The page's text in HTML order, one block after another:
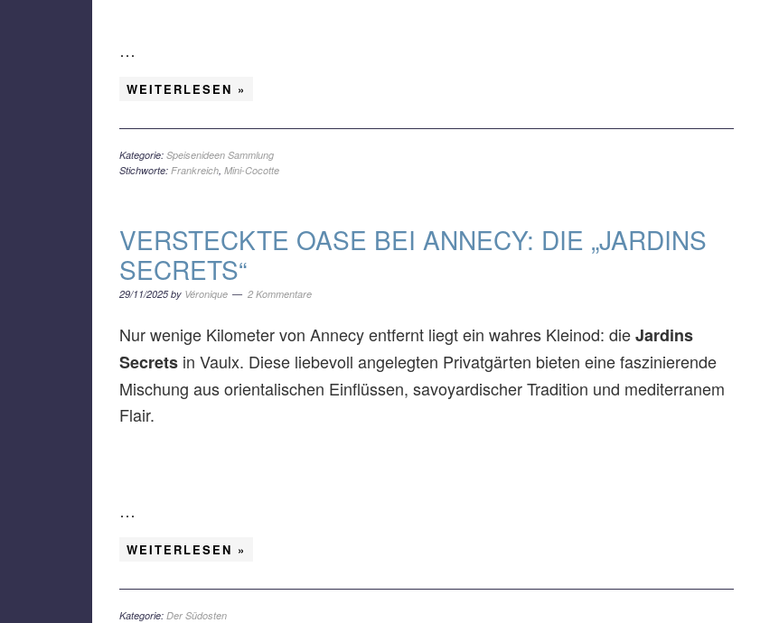
…
WEITERLESEN »
Kategorie: Speisenideen Sammlung
Stichworte: Frankreich, Mini-Cocotte
VERSTECKTE OASE BEI ANNECY: DIE „JARDINS
SECRETS“
29/11/2025by Véronique 2 Kommentare
Nur wenige Kilometer von Annecy entfernt liegt ein wahres Kleinod: dieJardins
Secrets in Vaulx. Diese liebevoll angelegten Privatgärten bieten eine faszinierende
Mischung aus orientalischen Einflüssen, savoyardischer Tradition und mediterranem
Flair.
…
WEITERLESEN »
Kategorie: Der Südosten